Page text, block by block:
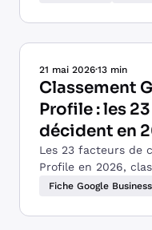
21 mai 2026·13 min
Classement
Profile : les
décident en
Les 23 facteurs de
Profile en 2026,
par pilier :
Fiche Google